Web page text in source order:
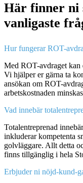
Här finner ni
vanligaste
Hur fungerar ROT-
Med ROT-avdraget kan
Vi hjälper er gärna ta
ansökan om ROT-
arbetskostnaden
Vad innebär
Totalentreprenad
inkluderar kompetenta
golvläggare. Allt detta
finns tillgänglig i hela
Erbjuder ni nöjd-kund-